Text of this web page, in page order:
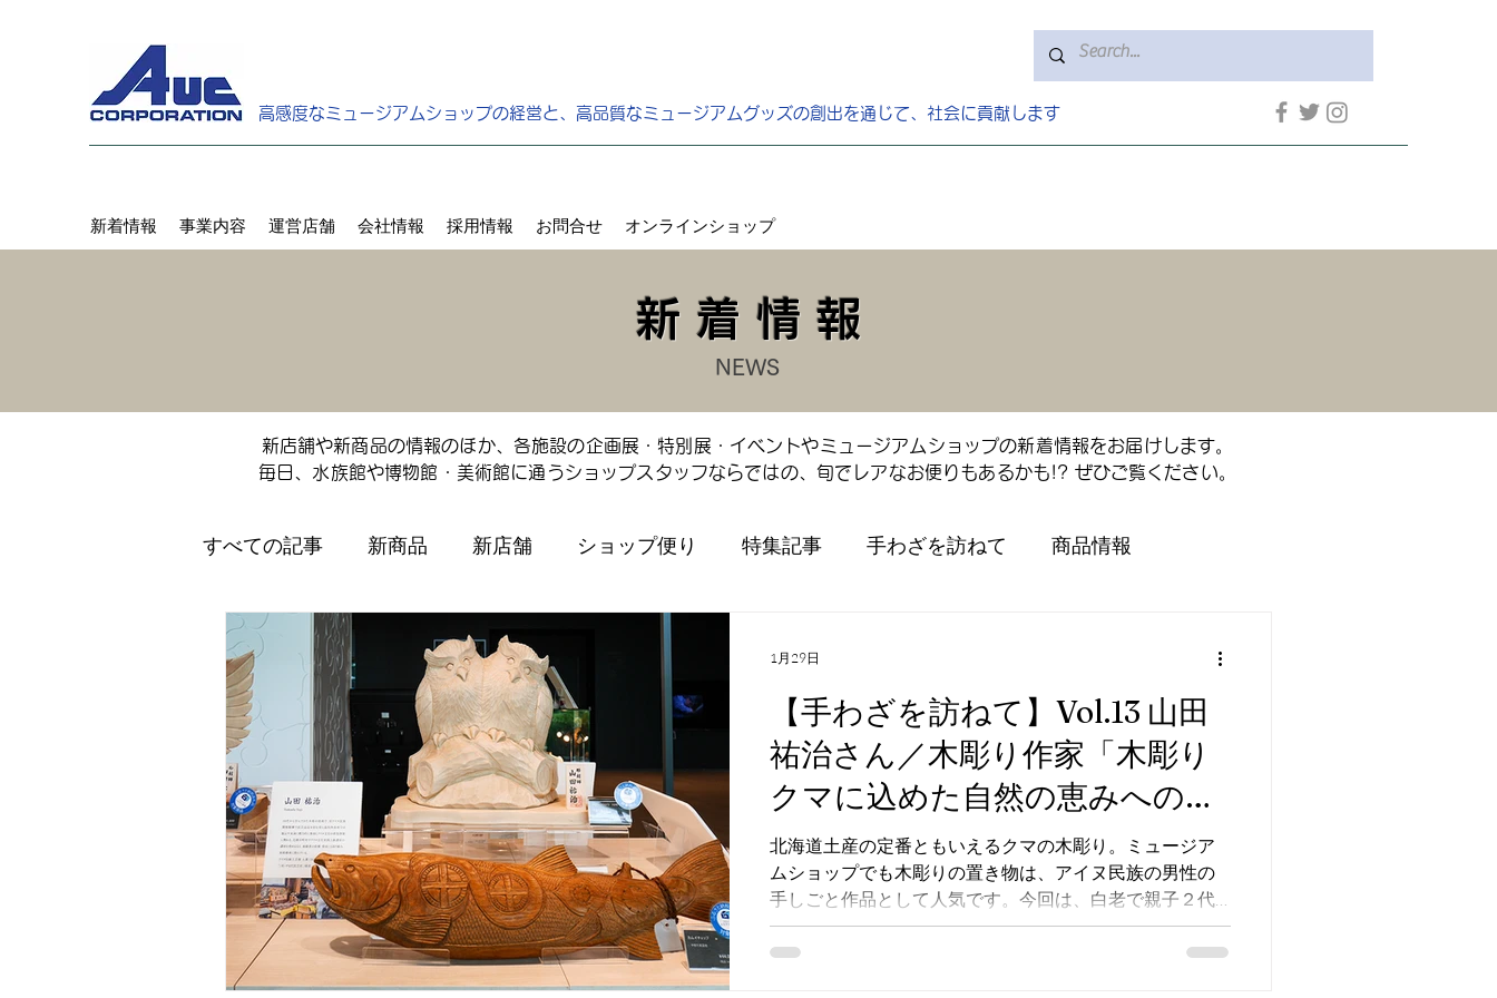
高感度なミュージアムショップの経営と、高品質なミュージアムグッズの創出を通じて、社会に貢献します
新着情報 事業内容 運営店舗 会社情報 採用情報 お問合せ オンラインショップ
新 着 情 報
NEWS
新店舗や新商品の情報のほか、各施設の企画展・特別展・イベントやミュージアムショップの新着情報をお届けします。
毎日、水族館や博物館・美術館に通うショップスタッフならではの、旬でレアなお便りもあるかも!? ぜひご覧ください。
すべての記事 新商品 新店舗 ショップ便り 特集記事 手わざを訪ねて 商品情報
企業情報 メディア掲載
【手わざを訪ねて】Vol.13 山田
祐治さん／木彫り作家「木彫り
クマに込めた自然の恵みへの感
謝」
北海道土産の定番ともいえるクマの木彫り。ミュージア
ムショップでも木彫りの置き物は、アイヌ民族の男性の
手しごと作品として人気です。今回は、白老で親子２代
で木彫り作品を作る、やまだ民芸社の山田祐治さんに、
素材や作り方などのお話をお聞きしました。
1月29日